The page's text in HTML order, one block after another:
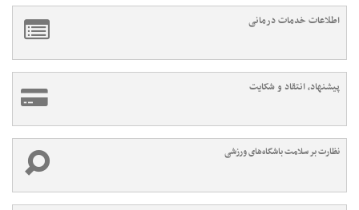
اطلاعات خدمات درمانی
پیشنهاد، انتقاد و شکایت
نظارت بر سلامت باشگاه‌های ورزشی